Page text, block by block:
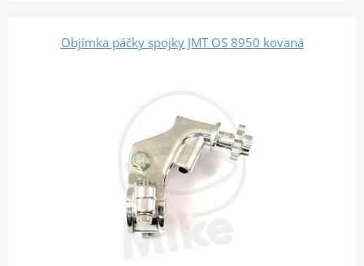
Objímka páčky spojky JMT OS 8950 kovaná